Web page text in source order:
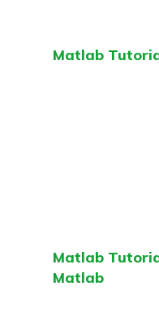
Matlab
Matlab
Matlab